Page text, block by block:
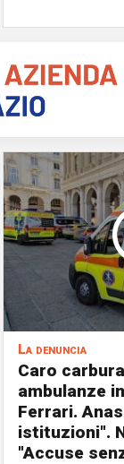
La denuncia
Caro
ambulanze
Ferrari.
istituzioni".
"Accuse